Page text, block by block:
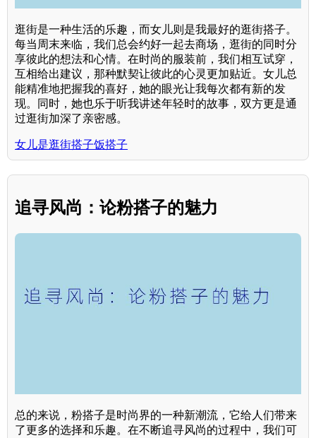
逛街是一种生活的乐趣，而女儿则是我最好的逛街搭子。
每当周末来临，我们总会约好一起去商场，逛街的同时分
享彼此的想法和心情。在时尚的服装前，我们相互试穿，
互相给出建议，那种默契让彼此的心灵更加贴近。女儿总
能精准地把握我的喜好，她的眼光让我每次都有新的发
现。同时，她也乐于听我讲述年轻时的故事，双方更是通
过逛街加深了亲密感。
女儿是逛街搭子饭搭子
追寻风尚：论粉搭子的魅力
总的来说，粉搭子是时尚界的一种新潮流，它给人们带来
了更多的选择和乐趣。在不断追寻风尚的过程中，我们可